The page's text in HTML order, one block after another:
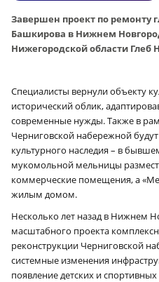
Завершен проект по ремонту
Башкирова в Нижнем
Нижегородской области Глеб
Специалисты вернули объекту
исторический облик,
современные нужды. Также в
Черниговской набережной
культурного наследия – в
мукомольной мельницы
коммерческие помещения, а
жилым домом.
Несколько лет назад в Нижнем
масштабного проекта
реконструкции Черниговской
системные изменения
появление детских и